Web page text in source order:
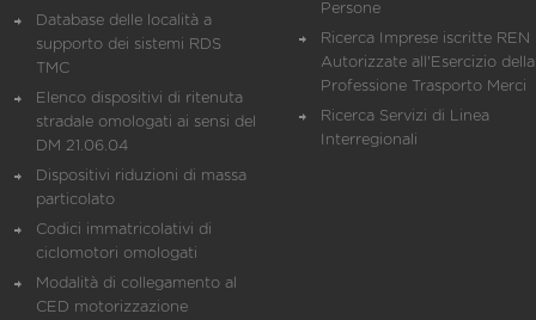
Database delle località a
supporto dei sistemi RDS
TMC
Elenco dispositivi di ritenuta
stradale omologati ai sensi del
DM 21.06.04
Dispositivi riduzioni di massa
particolato
Codici immatricolativi di
ciclomotori omologati
Modalità di collegamento al
CED motorizzazione
Persone
Ricerca Imprese iscritte REN
Autorizzate all'Esercizio della
Professione Trasporto Merci
Ricerca Servizi di Linea
Interregionali